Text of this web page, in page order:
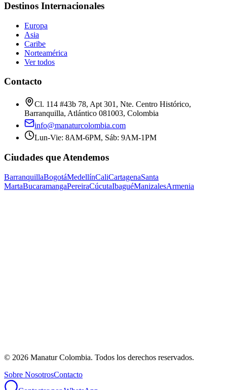
Destinos Internacionales
Europa
Asia
Caribe
Norteamérica
Ver todos
Contacto
Cl. 114 #43b 78, Apt 301, Nte. Centro Histórico,
Barranquilla, Atlántico 081003, Colombia
info@manaturcolombia.com
Lun-Vie: 8AM-6PM, Sáb: 9AM-1PM
Ciudades que Atendemos
BarranquillaBogotáMedellínCaliCartagenaSanta
MartaBucaramangaPereiraCúcutaIbaguéManizalesArmenia
© 2026 Manatur Colombia. Todos los derechos reservados.
Sobre NosotrosContacto